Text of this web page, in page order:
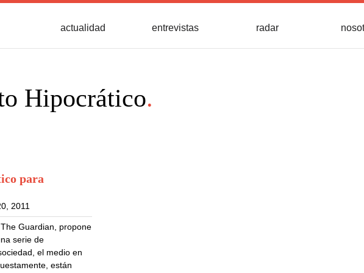
actualidad entrevistas radar
Hipocrático.
para
2011
Guardian, propone
serie de
el medio en
están